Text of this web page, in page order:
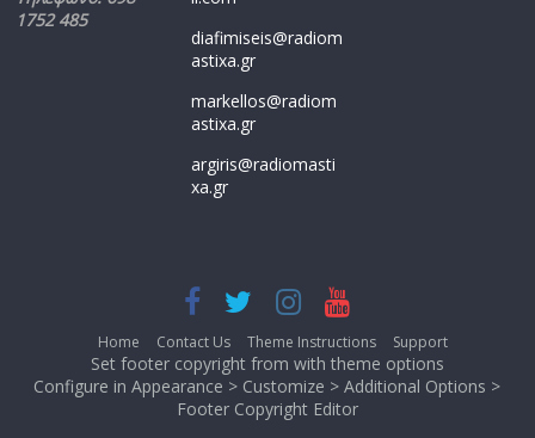
1752 485
diafimiseis@radiom
astixa.gr
markellos@radiom
astixa.gr
argiris@radiomasti
xa.gr
Home Contact Us Theme Instructions Support
Set footer copyright from with theme options
Configure in Appearance > Customize > Additional Options >
Footer Copyright Editor